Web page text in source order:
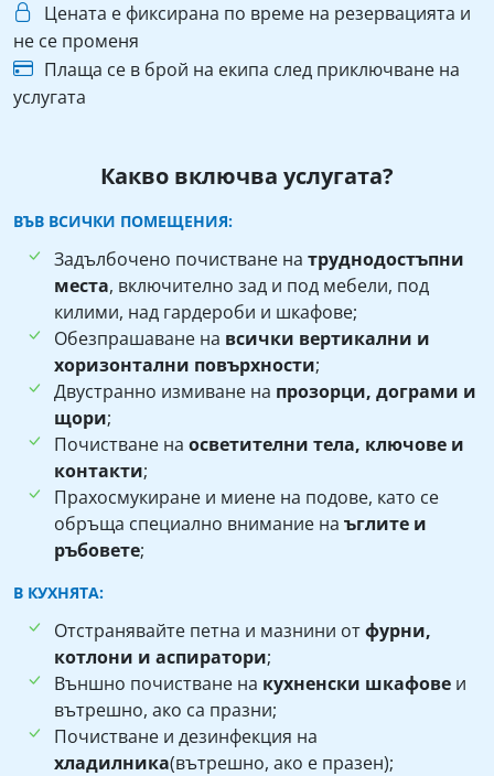
Цената е фиксирана по време на резервацията и
не се променя
Плаща се в брой на екипа след приключване на
услугата
Какво включва услугата?
ВЪВ ВСИЧКИ ПОМЕЩЕНИЯ:
Задълбочено почистване на труднодостъпни
места, включително зад и под мебели, под
килими, над гардероби и шкафове;
Обезпрашаване на всички вертикални и
хоризонтални повърхности;
Двустранно измиване на прозорци, дограми и
щори;
Почистване на осветителни тела, ключове и
контакти;
Прахосмукиране и миене на подове, като се
обръща специално внимание на ъглите и
ръбовете;
В КУХНЯТА:
Отстранявайте петна и мазнини отфурни,
котлони и аспиратори;
Външно почистване на кухненски шкафове и
вътрешно, ако са празни;
Почистване и дезинфекция на
хладилника(вътрешно, ако е празен);